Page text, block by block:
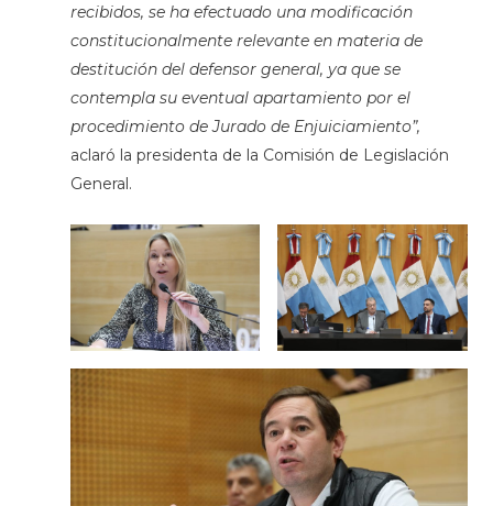
recibidos, se ha efectuado una modificación
constitucionalmente relevante en materia de
destitución del defensor general, ya que se
contempla su eventual apartamiento por el
procedimiento de Jurado de Enjuiciamiento”,
aclaró la presidenta de la Comisión de Legislación
General.